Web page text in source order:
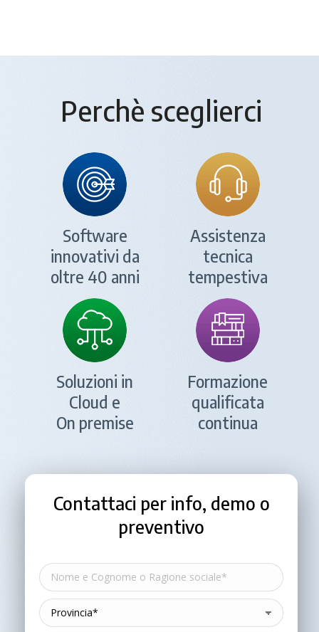
Perchè sceglierci
Software
innovativi da
oltre 40 anni
Assistenza
tecnica
tempestiva
Soluzioni in
Cloud e
On premise
Formazione
qualificata
continua
Contattaci per info, demo o
preventivo